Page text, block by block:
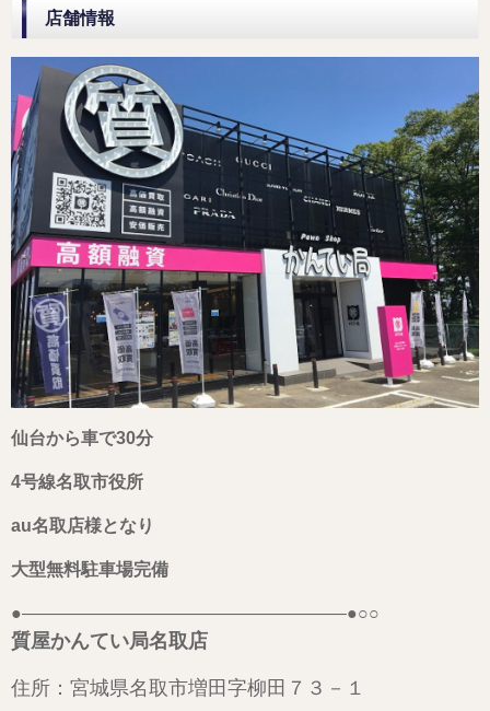
店舗情報
仙台から車で30分
4号線名取市役所
au名取店様となり
大型無料駐車場完備
●——————————————————–●○○
質屋かんてい局名取店
住所：宮城県名取市増田字柳田７３－１